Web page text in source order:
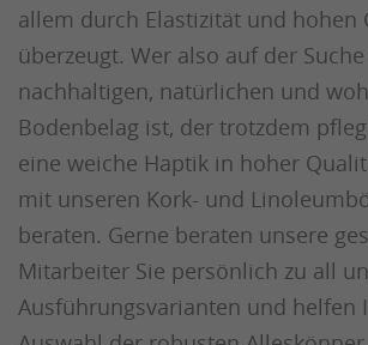
allem durch Elastizität und hohen
überzeugt. Wer also auf der
nachhaltigen, natürlichen und
Bodenbelag ist, der trotzdem
eine weiche Haptik in hoher
mit unseren Kork- und
beraten. Gerne beraten unsere
Mitarbeiter Sie persönlich zu all
Ausführungsvarianten und helfen